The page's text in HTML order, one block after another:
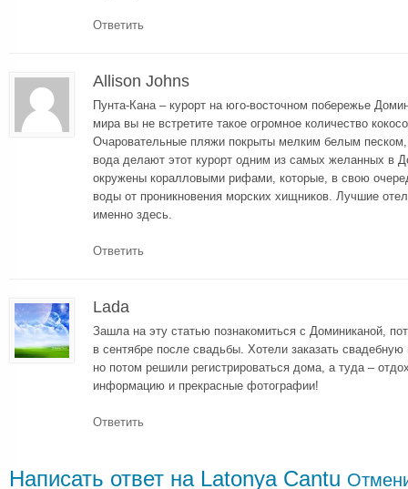
Ответить
Allison Johns
Пунта-Кана – курорт на юго-восточном побережье
мира вы не встретите такое огромное количество
Очаровательные пляжи покрыты мелким белым песком,
вода делают этот курорт одним из самых желанных в
окружены коралловыми рифами, которые, в свою
воды от проникновения морских хищников. Лучшие
именно здесь.
Ответить
Lada
Зашла на эту статью познакомиться с Доминиканой,
в сентябре после свадьбы. Хотели заказать
но потом решили регистрироваться дома, а туда –
информацию и прекрасные фотографии!
Ответить
Написать ответ на Latonya Cantu